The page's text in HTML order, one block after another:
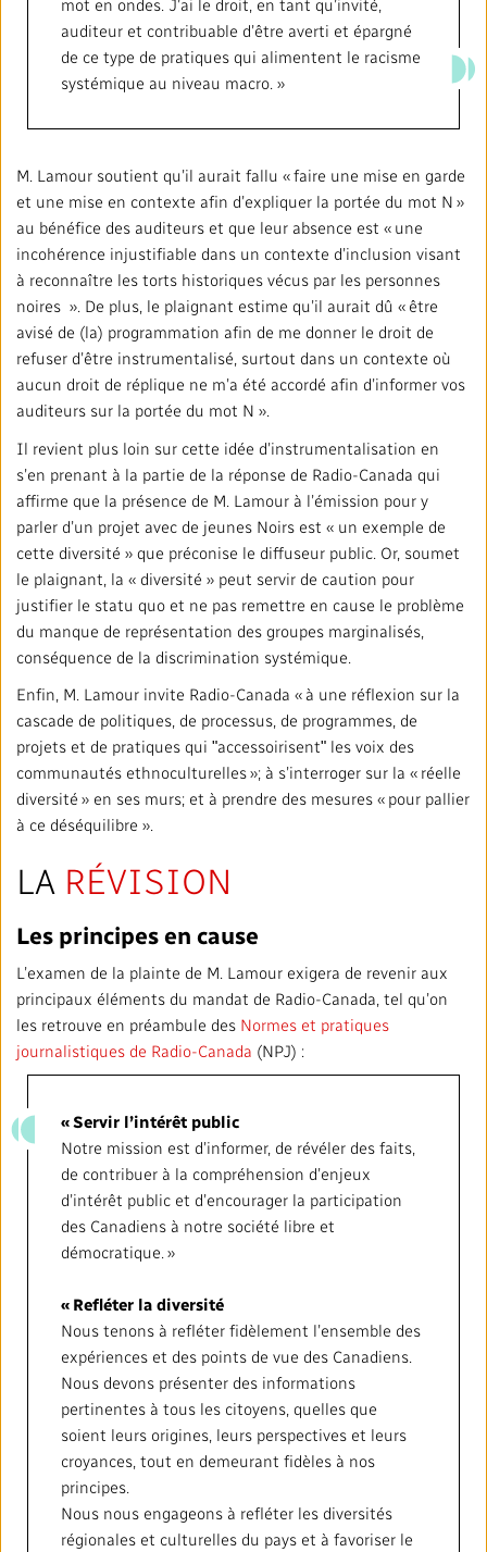
mot en ondes. J’ai le droit, en tant qu’invité,
auditeur et contribuable d’être averti et épargné
de ce type de pratiques qui alimentent le racisme
systémique au niveau macro. »
M. Lamour soutient qu’il aurait fallu « faire une mise en garde
et une mise en contexte afin d’expliquer la portée du mot N »
au bénéfice des auditeurs et que leur absence est « une
incohérence injustifiable dans un contexte d’inclusion visant
à reconnaître les torts historiques vécus par les personnes
noires ». De plus, le plaignant estime qu’il aurait dû « être
avisé de (la) programmation afin de me donner le droit de
refuser d’être instrumentalisé, surtout dans un contexte où
aucun droit de réplique ne m’a été accordé afin d’informer vos
auditeurs sur la portée du mot N ».
Il revient plus loin sur cette idée d’instrumentalisation en
s’en prenant à la partie de la réponse de Radio-Canada qui
affirme que la présence de M. Lamour à l’émission pour y
parler d’un projet avec de jeunes Noirs est « un exemple de
cette diversité » que préconise le diffuseur public. Or, soumet
le plaignant, la « diversité » peut servir de caution pour
justifier le statu quo et ne pas remettre en cause le problème
du manque de représentation des groupes marginalisés,
conséquence de la discrimination systémique.
Enfin, M. Lamour invite Radio-Canada « à une réflexion sur la
cascade de politiques, de processus, de programmes, de
projets et de pratiques qui ʺaccessoirisentʺ les voix des
communautés ethnoculturelles »; à s’interroger sur la « réelle
diversité » en ses murs; et à prendre des mesures « pour pallier
à ce déséquilibre ».
LA RÉVISION
Les principes en cause
L’examen de la plainte de M. Lamour exigera de revenir aux
principaux éléments du mandat de Radio-Canada, tel qu’on
les retrouve en préambule des Normes et pratiques
journalistiques de Radio-Canada (NPJ) :
« Servir l’intérêt public
Notre mission est d’informer, de révéler des faits,
de contribuer à la compréhension d’enjeux
d’intérêt public et d’encourager la participation
des Canadiens à notre société libre et
démocratique. »
« Refléter la diversité
Nous tenons à refléter fidèlement l’ensemble des
expériences et des points de vue des Canadiens.
Nous devons présenter des informations
pertinentes à tous les citoyens, quelles que
soient leurs origines, leurs perspectives et leurs
croyances, tout en demeurant fidèles à nos
principes.
Nous nous engageons à refléter les diversités
régionales et culturelles du pays et à favoriser le